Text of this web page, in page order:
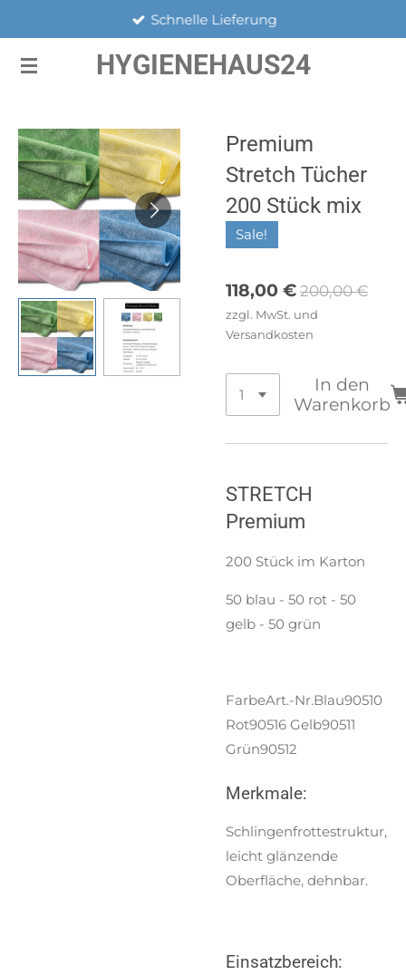
springen
HYGIENEHAUS24
Schnelle Lieferung
Premium
Stretch Tücher
200 Stück mix
Sale!
118,00 € 200,00 €
zzgl. MwSt. und
Versandkosten
In den
Warenkorb
STRETCH
Premium
200 Stück im Karton
50 blau - 50 rot - 50
gelb - 50 grün
FarbeArt.-Nr.Blau90510
Rot90516 Gelb90511
Grün90512
Merkmale:
Schlingenfrottestruktur,
leicht glänzende
Oberfläche, dehnbar.
Einsatzbereich: